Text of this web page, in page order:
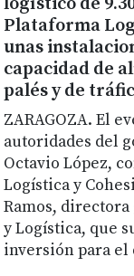
Plataforma
unas
capacidad de
palés y de
ZARAGOZA. El
autoridades del
Octavio López,
Logística y
Ramos,
y Logística, que
inversión para